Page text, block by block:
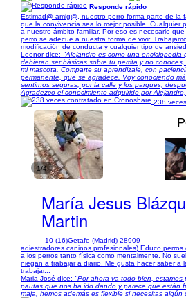
Responde rápido
Estimad@ amig@, nuestro perro forma parte de la
que la convivencia sea lo mejor posible. Cualquier
a nuestro ámbito familiar. Por eso es necesario
perro se adecue a nuestra forma de vivir.
modificación de conducta y cualquier tipo de
Leonor dice: "Alejandro es como una enciclopedia
debieran ser básicas sobre tu perrita y no
mi mascota. Comparte su aprendizaje, con
permanente, que se agradece. Voy conociendo
sentirnos seguras, por la calle y los parques,
Agradezco el conocimiento adquirido por
238
1/4
María Jesus
Martin
10 (16)Getafe (Madrid) 28909
adiestradores caninos profesionales) Educo
a los perros tanto física como mentalmente. No
niegan a trabajar a diario. Me gusta hacer saber a
trabajar...
Maria José dice: "Por ahora va todo bien,
pautas que nos ha ido dando y parece que están
maja, hemos además es flexible si necesitas algún